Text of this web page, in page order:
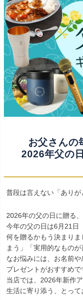
お父さんの
2026年父の
普段は言えない「ありが
2026年の父の日に贈る
今年の父の日は6月21日
何を贈るかもう決まり
まう」「実用的なもの
なお悩みには、お名前
プレゼントがおすすめで
当店では、2026年新作
生活に寄り添う、とって